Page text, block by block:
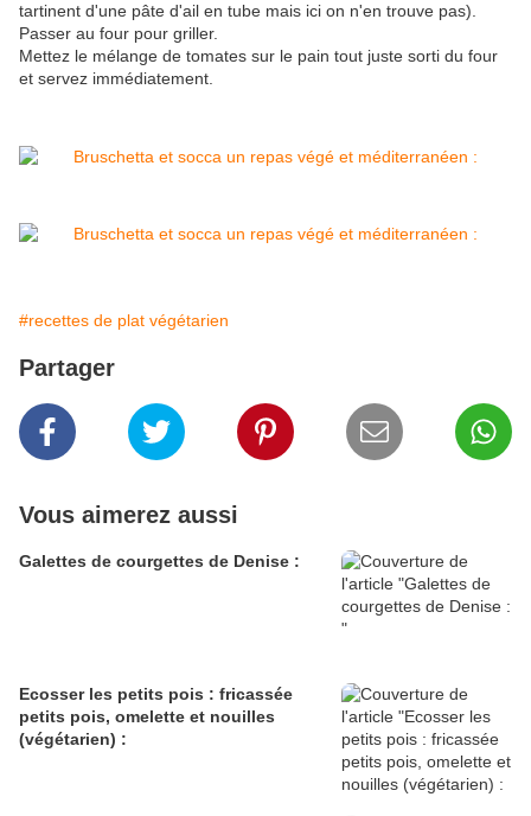
tartinent d'une pâte d'ail en tube mais ici on n'en trouve pas).
Passer au four pour griller.
Mettez le mélange de tomates sur le pain tout juste sorti du four
et servez immédiatement.
#recettes de plat végétarien
Partager
Vous aimerez aussi
Galettes de courgettes de Denise :
Ecosser les petits pois : fricassée
petits pois, omelette et nouilles
(végétarien) :